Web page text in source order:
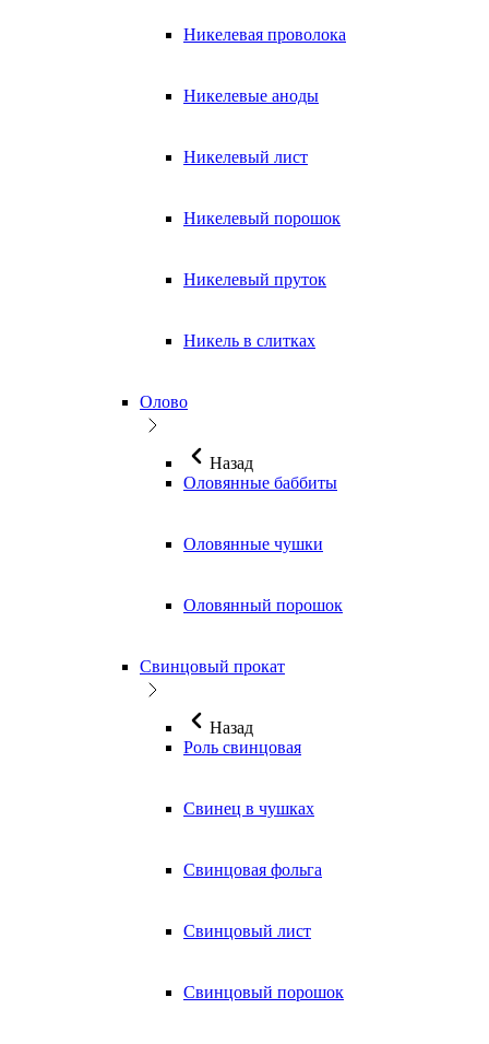
Никелевая проволока
Никелевые аноды
Никелевый лист
Никелевый порошок
Никелевый пруток
Никель в слитках
Олово
Назад
Оловянные баббиты
Оловянные чушки
Оловянный порошок
Свинцовый прокат
Назад
Роль свинцовая
Свинец в чушках
Свинцовая фольга
Свинцовый лист
Свинцовый порошок